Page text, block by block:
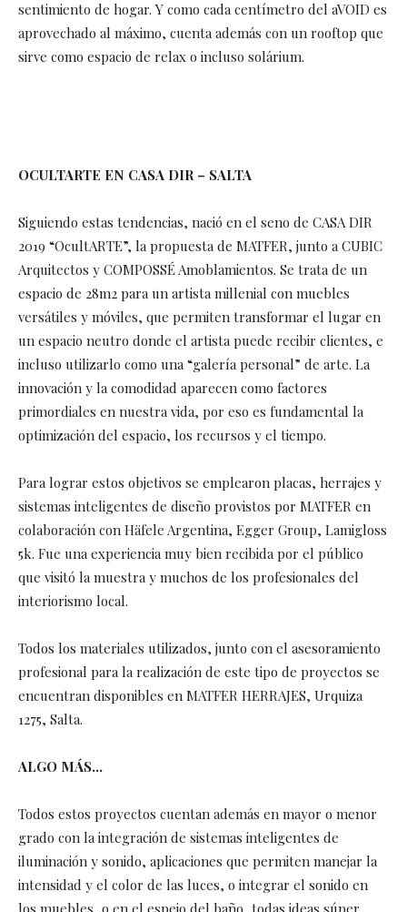
sentimiento de hogar. Y como cada centímetro del aVOID es
aprovechado al máximo, cuenta además con un rooftop que
sirve como espacio de relax o incluso solárium.
OCULTARTE EN CASA DIR – SALTA
Siguiendo estas tendencias, nació en el seno de CASA DIR
2019 “OcultARTE”, la propuesta de MATFER, junto a CUBIC
Arquitectos y COMPOSSÉ Amoblamientos. Se trata de un
espacio de 28m2 para un artista millenial con muebles
versátiles y móviles, que permiten transformar el lugar en
un espacio neutro donde el artista puede recibir clientes, e
incluso utilizarlo como una “galería personal” de arte. La
innovación y la comodidad aparecen como factores
primordiales en nuestra vida, por eso es fundamental la
optimización del espacio, los recursos y el tiempo.
Para lograr estos objetivos se emplearon placas, herrajes y
sistemas inteligentes de diseño provistos por MATFER en
colaboración con Häfele Argentina, Egger Group, Lamigloss
5k. Fue una experiencia muy bien recibida por el público
que visitó la muestra y muchos de los profesionales del
interiorismo local.
Todos los materiales utilizados, junto con el asesoramiento
profesional para la realización de este tipo de proyectos se
encuentran disponibles en MATFER HERRAJES, Urquiza
1275, Salta.
ALGO MÁS…
Todos estos proyectos cuentan además en mayor o menor
grado con la integración de sistemas inteligentes de
iluminación y sonido, aplicaciones que permiten manejar la
intensidad y el color de las luces, o integrar el sonido en